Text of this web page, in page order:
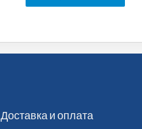
Доставка и оплата